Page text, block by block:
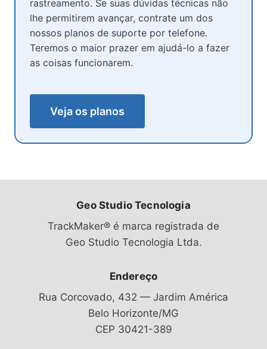
rastreamento. Se suas dúvidas técnicas não
lhe permitirem avançar, contrate um dos
nossos planos de suporte por telefone.
Teremos o maior prazer em ajudá-lo a fazer
as coisas funcionarem.
Veja os planos
Geo Studio Tecnologia
TrackMaker® é marca registrada de
Geo Studio Tecnologia Ltda.
Endereço
Rua Corcovado, 432 — Jardim América
Belo Horizonte/MG
CEP 30421-389